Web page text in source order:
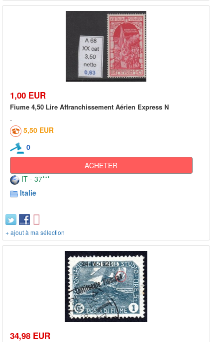
1,00 EUR
Fiume 4,50 Lire Affranchissement Aérien Express N
5,50 EUR
0
ACHETER
IT - 37***
Italie
+ ajout à ma sélection
34,98 EUR